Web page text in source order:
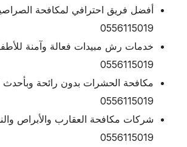
أفضل فريق احترافي لمكافحة
0556115019
خدمات رش مبيدات فعالة وآمنة
0556115019
مكافحة الحشرات بدون رائحة وبأحدث
0556115019
شركات مكافحة العقارب والأبراص
0556115019